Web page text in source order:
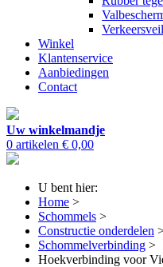
Winkel
Klantenservice
Aanbiedingen
Contact
Uw winkelmandje
0 artikelen € 0,00
U bent hier:
Home >
Schommels >
Constructie onderdelen
Schommelverbinding >
Hoekverbinding voor